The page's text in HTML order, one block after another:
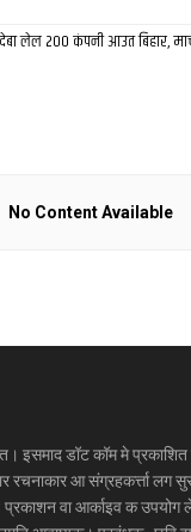
लेल 200 कंपनी आउत बिहार,
No Content Available
इसमाद डॉट कॉम मे
रचनाकार आ संग्रहकर्त्ता लग
वा आर्काइव क उपयोग